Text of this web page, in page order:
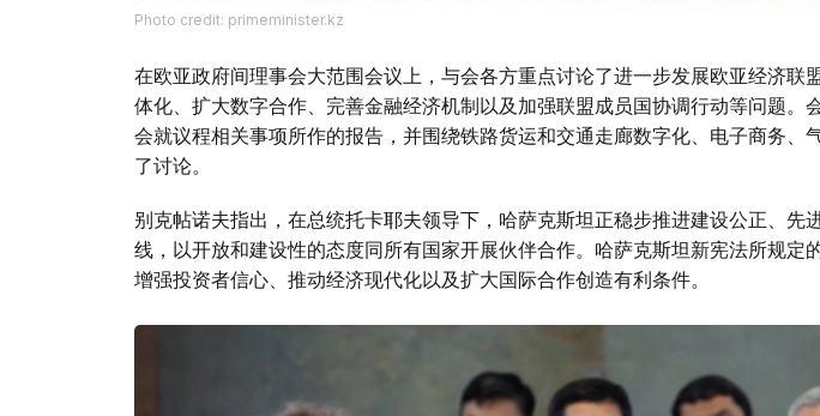
Photo credit: primeminister.kz
在欧亚政府间理事会大范围会议上，与会各方重点讨论了进一步发展欧亚经济联
体化、扩大数字合作、完善金融经济机制以及加强联盟成员国协调行动等问题。
会就议程相关事项所作的报告，并围绕铁路货运和交通走廊数字化、电子商务、
了讨论。
别克帖诺夫指出，在总统托卡耶夫领导下，哈萨克斯坦正稳步推进建设公正、先
线，以开放和建设性的态度同所有国家开展伙伴合作。哈萨克斯坦新宪法所规定
增强投资者信心、推动经济现代化以及扩大国际合作创造有利条件。